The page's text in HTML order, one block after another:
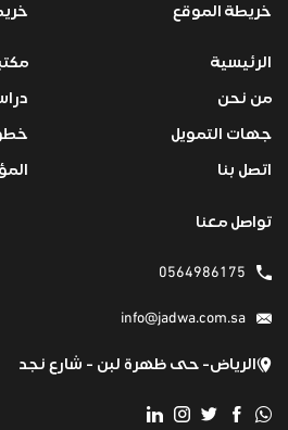
خريطة الموقع
الرئيسية
من نحن
جهات التمويل
اتصل بنا
تواصل معنا
0564986175
info@jadwa.com.sa
الرياض- حى ظهرة لبن - شارع نجد